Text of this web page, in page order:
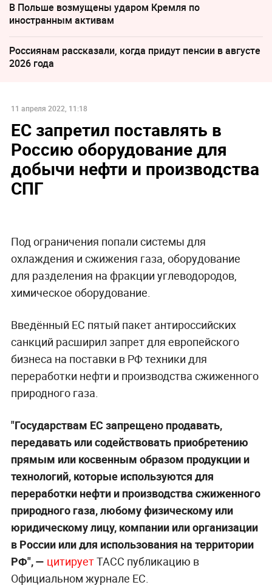
В Польше возмущены ударом Кремля по
иностранным активам
Россиянам рассказали, когда придут пенсии в августе
2026 года
11 апреля 2022, 11:18
ЕС запретил поставлять в
Россию оборудование для
добычи нефти и производства
СПГ
Под ограничения попали системы для
охлаждения и сжижения газа, оборудование
для разделения на фракции углеводородов,
химическое оборудование.
Введённый ЕС пятый пакет антироссийских
санкций расширил запрет для европейского
бизнеса на поставки в РФ техники для
переработки нефти и производства сжиженного
природного газа.
"Государствам ЕС запрещено продавать,
передавать или содействовать приобретению
прямым или косвенным образом продукции и
технологий, которые используются для
переработки нефти и производства сжиженного
природного газа, любому физическому или
юридическому лицу, компании или организации
в России или для использования на территории
РФ", — цитируетТАСС публикацию в
Официальном журнале ЕС.